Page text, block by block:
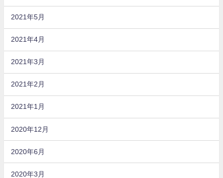
2021年5月
2021年4月
2021年3月
2021年2月
2021年1月
2020年12月
2020年6月
2020年3月